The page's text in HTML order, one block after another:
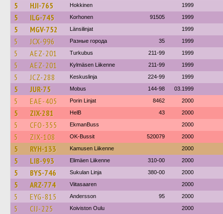
5 HJI-765 Hokkinen 1999
5 ILG-745 Korhonen 91505 1999
5 MGV-752 Länsilinjat 1999
5 JCX-996 Разные города 35 1999
5 AEZ-201 Turkubus 211-99 1999
5 AEZ-201 Kylmäsen Liikenne 211-99 1999
5 JCZ-288 Keskuslinja 224-99 1999
5 JUR-75 Mobus 144-98 03.1999
5 EAE-405 Porin Linjat 8462 2000
5 ZIX-281 HelB 43 2000
5 CFO-355 EkmanBuss 2000
5 ZIX-108 OK-Bussit 520079 2000
5 RYH-133 Kamusen Liikenne 2000
5 LIB-993 Elimäen Liikenne 310-00 2000
5 BYS-746 Sukulan Linja 380-00 2000
5 ARZ-774 Viitasaaren 2000
5 EYG-815 Andersson 95 2000
5 CIJ-225 Koiviston Oulu 2000